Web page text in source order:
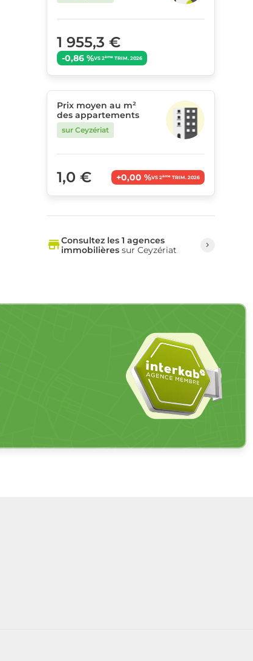
1 955,3 €
-0,86 %VS 2èmeTRIM. 2026
Prix moyen au m²
des appartements
sur Ceyzériat
1,0 € +0,00 %VS 2èmeTRIM. 2026
Consultez les 1 agences
immobilièressur Ceyzériat